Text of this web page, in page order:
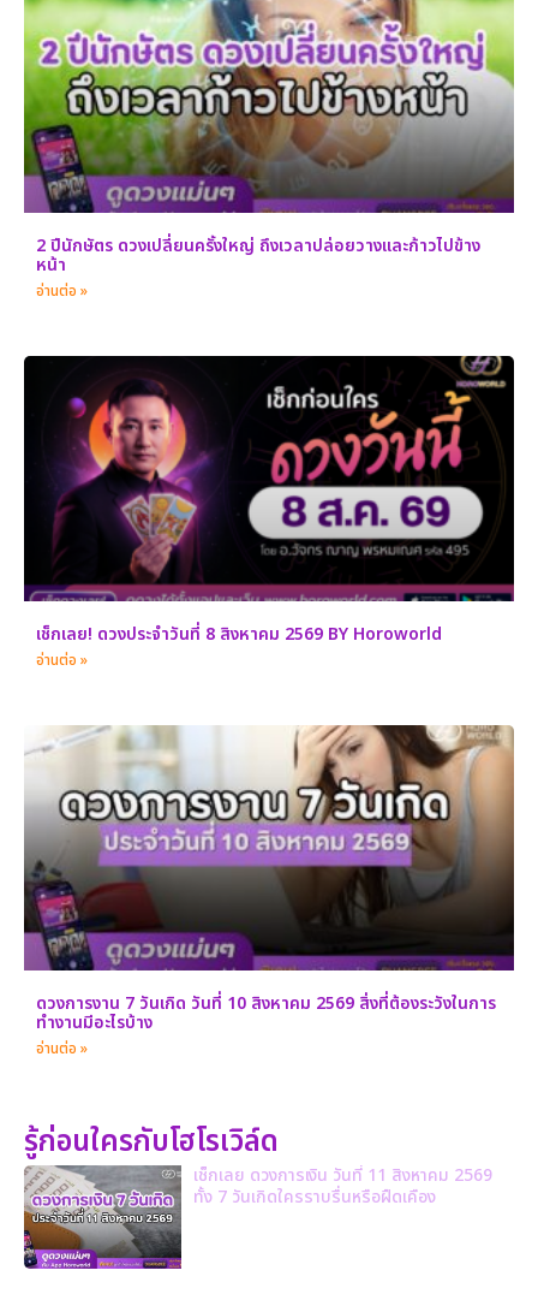
2 ปีนักษัตร ดวงเปลี่ยนครั้งใหญ่ ถึงเวลาปล่อยวางและก้าวไปข้าง
หน้า
อ่านต่อ »
เช็กเลย! ดวงประจำวันที่ 8 สิงหาคม 2569 BY Horoworld
อ่านต่อ »
ดวงการงาน 7 วันเกิด วันที่ 10 สิงหาคม 2569 สิ่งที่ต้องระวังในการ
ทำงานมีอะไรบ้าง
อ่านต่อ »
รู้ก่อนใครกับโฮโรเวิล์ด
เช็กเลย ดวงการเงิน วันที่ 11 สิงหาคม 2569
ทั้ง 7 วันเกิดใครราบรื่นหรือฝืดเคือง